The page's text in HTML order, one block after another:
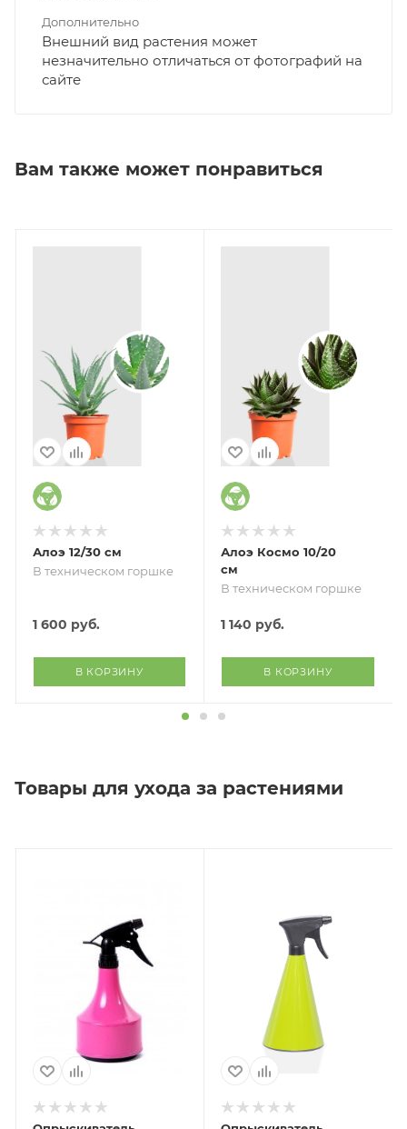
Дополнительно
Внешний вид растения может
незначительно отличаться от фотографий на
сайте
Вам также может понравиться
Алоэ 12/30 см
В техническом горшке
1 600 руб.
В КОРЗИНУ
Алоэ Космо 10/20
см
В техническом горшке
1 140 руб.
В КОРЗИНУ
Товары для ухода за растениями